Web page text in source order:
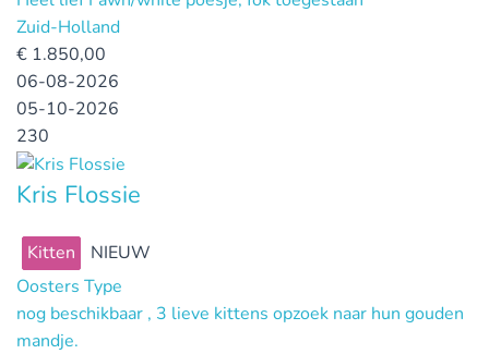
Zuid-Holland
€ 1.850,00
06-08-2026
05-10-2026
230
Kris Flossie
Kitten
NIEUW
Oosters Type
nog beschikbaar , 3 lieve kittens opzoek naar hun gouden
mandje.